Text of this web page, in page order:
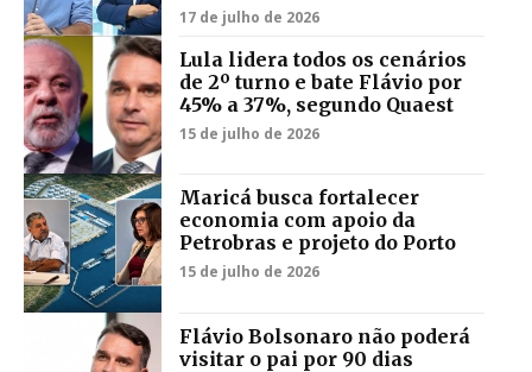
17 de julho de 2026
Lula lidera todos os cenários
de 2º turno e bate Flávio por
45% a 37%, segundo Quaest
15 de julho de 2026
Maricá busca fortalecer
economia com apoio da
Petrobras e projeto do Porto
15 de julho de 2026
Flávio Bolsonaro não poderá
visitar o pai por 90 dias